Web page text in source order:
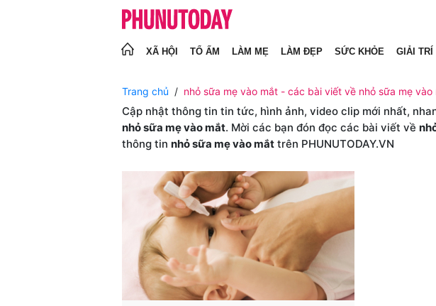
XÃ HỘI TỔ ẤM LÀM MẸ LÀM ĐẸP SỨC KHỎE GIẢI TRÍ
Trang chủ nhỏ sữa mẹ vào mắt - các bài viết về nhỏ sữa mẹ
Cập nhật thông tin tin tức, hình ảnh, video clip mới nhất,
nhỏ sữa mẹ vào mắt. Mời các bạn đón đọc các bài viết về
thông tin nhỏ sữa mẹ vào mắt trên PHUNUTODAY.VN